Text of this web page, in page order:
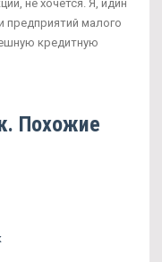
не хочется. Я, идин
предприятий малого
кредитную
Похожие